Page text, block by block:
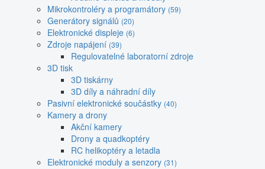
Mikrokontroléry a programátory (59)
Generátory signálů (20)
Elektronické displeje (6)
Zdroje napájení (39)
Regulovatelné laboratorní zdroje
3D tisk
3D tiskárny
3D díly a náhradní díly
Pasivní elektronické součástky (40)
Kamery a drony
Akční kamery
Drony a quadkoptéry
RC helikoptéry a letadla
Elektronické moduly a senzory (31)